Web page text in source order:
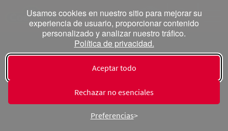
Usamos cookies en nuestro sitio para mejorar su
experiencia de usuario, proporcionar contenido
personalizado y analizar nuestro tráfico.
Política de privacidad.
Aceptar todo
Rechazar no esenciales
Preferencias